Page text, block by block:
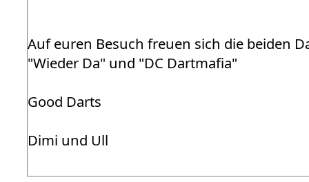
Auf euren Besuch freuen sich die beiden
"Wieder Da" und "DC Dartmafia"
Good Darts
Dimi und Ull